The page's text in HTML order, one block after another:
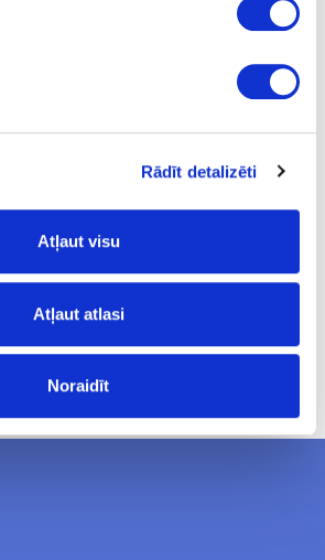
Rādīt detalizēti
Atļaut visu
Atļaut atlasi
Noraidīt
The indicated prices may be changed